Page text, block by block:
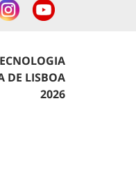
DE LISBOA
2026